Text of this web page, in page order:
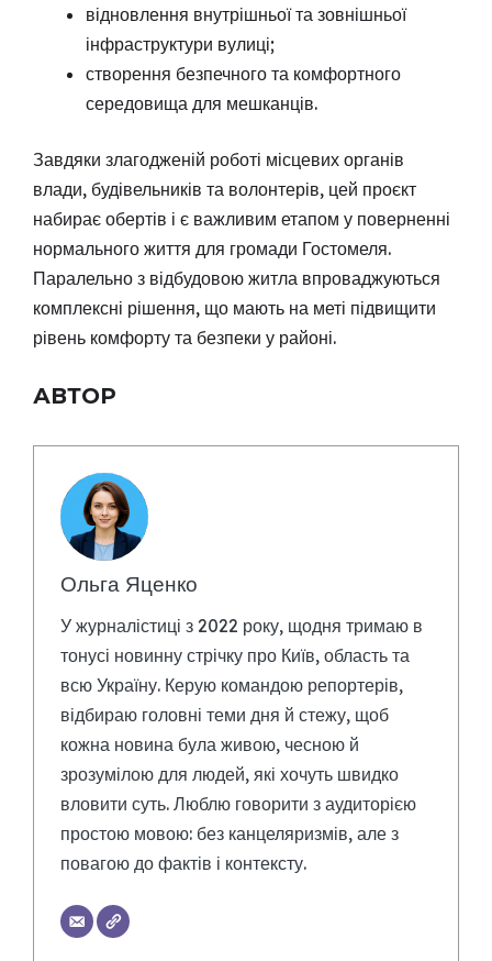
відновлення внутрішньої та зовнішньої
інфраструктури вулиці;
створення безпечного та комфортного
середовища для мешканців.
Завдяки злагодженій роботі місцевих органів
влади, будівельників та волонтерів, цей проєкт
набирає обертів і є важливим етапом у поверненні
нормального життя для громади Гостомеля.
Паралельно з відбудовою житла впроваджуються
комплексні рішення, що мають на меті підвищити
рівень комфорту та безпеки у районі.
АВТОР
Ольга Яценко
У журналістиці з 2022 року, щодня тримаю в
тонусі новинну стрічку про Київ, область та
всю Україну. Керую командою репортерів,
відбираю головні теми дня й стежу, щоб
кожна новина була живою, чесною й
зрозумілою для людей, які хочуть швидко
вловити суть. Люблю говорити з аудиторією
простою мовою: без канцеляризмів, але з
повагою до фактів і контексту.